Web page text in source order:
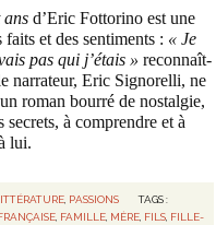
ans d’Eric Fottorino est une
et des sentiments : « Je
pas qui j’étais » reconnaît-
narrateur, Eric Signorelli, ne
roman bourré de nostalgie,
à comprendre et à
lui.
, PASSIONS
TAGS :
FAMILLE MÈRE FILS FILLE-